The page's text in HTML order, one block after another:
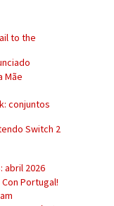
to the
Mãe
conjuntos
Switch 2
abril 2026
Portugal!